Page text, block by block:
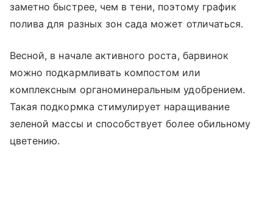
заметно быстрее, чем в тени, поэтому график
полива для разных зон сада может отличаться.
Весной, в начале активного роста, барвинок
можно подкармливать компостом или
комплексным органоминеральным удобрением.
Такая подкормка стимулирует наращивание
зеленой массы и способствует более обильному
цветению.